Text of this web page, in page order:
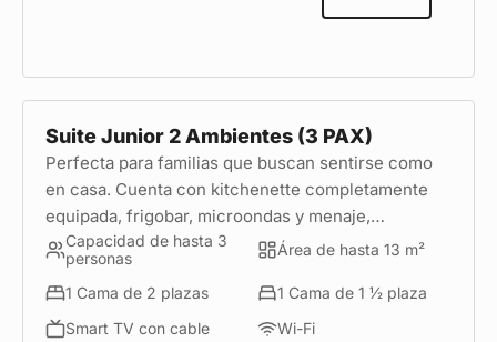
Suite Junior 2 Ambientes (3 PAX)
Perfecta para familias que buscan sentirse como
en casa. Cuenta con kitchenette completamente
equipada, frigobar, microondas y menaje,
ofreciendo la libertad de disfrutar su estadía en
familia con comodidad.
Capacidad de hasta 3
personas
Área de hasta 13 m²
1 Cama de 2 plazas
1 Cama de 1 1⁄2 plaza
Smart TV con cable
Wi-Fi